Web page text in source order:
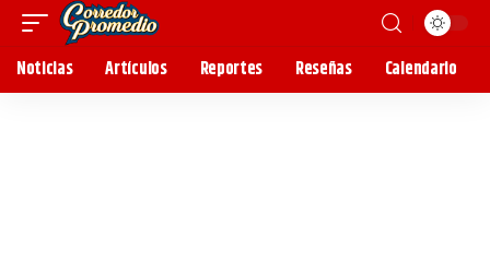
Noticias Artículos Reportes Reseñas Calendario